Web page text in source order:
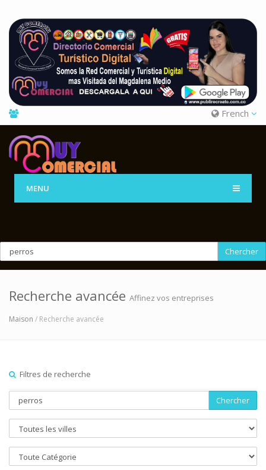
French
MENU
Chercher
Recherche avancée Affinez vos entreprises
Maison / Recherche avancée
Filtres de recherche
Chercher